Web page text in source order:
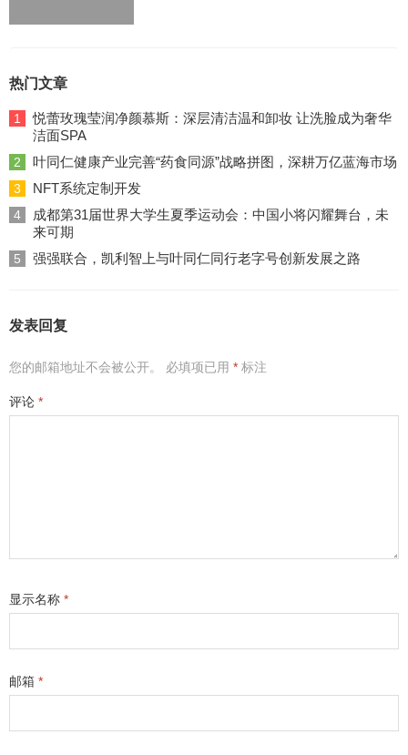
热门文章
1
悦蕾玫瑰莹润净颜慕斯：深层清洁温和卸妆 让洗脸成为奢华
洁面SPA
2 叶同仁健康产业完善“药食同源”战略拼图，深耕万亿蓝海市场
3 NFT系统定制开发
4
成都第31届世界大学生夏季运动会：中国小将闪耀舞台，未
来可期
5 强强联合，凯利智上与叶同仁同行老字号创新发展之路
发表回复
您的邮箱地址不会被公开。 必填项已用 * 标注
评论 *
显示名称 *
邮箱 *